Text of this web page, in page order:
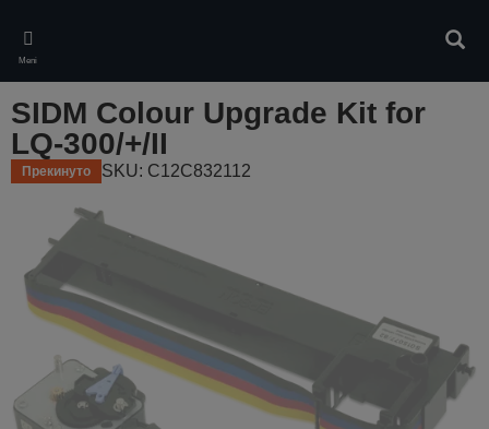
main
content
Meni
SIDM Colour Upgrade Kit for
LQ-300/+/II
Прекинуто SKU: C12C832112